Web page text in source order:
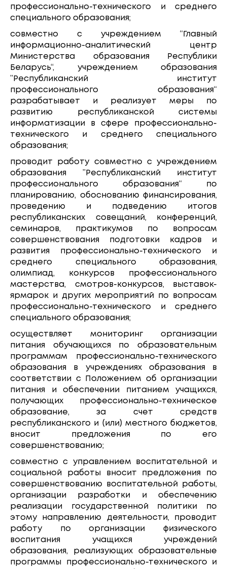
профессионально-технического и среднего
специального образования;
совместно с учреждением “Главный
информационно-аналитический центр
Министерства образования Республики
Беларусь“, учреждением образования
”Республиканский институт
профессионального образования“
разрабатывает и реализует меры по
развитию республиканской системы
информатизации в сфере профессионально-
технического и среднего специального
образования;
проводит работу совместно с учреждением
образования ”Республиканский институт
профессионального образования“ по
планированию, обоснованию финансирования,
проведению и подведению итогов
республиканских совещаний, конференций,
семинаров, практикумов по вопросам
совершенствования подготовки кадров и
развития профессионально-технического и
среднего специального образования,
олимпиад, конкурсов профессионального
мастерства, смотров-конкурсов, выставок-
ярмарок и других мероприятий по вопросам
профессионально-технического и среднего
специального образования;
осуществляет мониторинг организации
питания обучающихся по образовательным
программам профессионально-технического
образования в учреждениях образования в
соответствии с Положением об организации
питания и обеспечении питанием учащихся,
получающих профессионально-техническое
образование, за счет средств
республиканского и (или) местного бюджетов,
вносит предложения по его
совершенствованию;
совместно с управлением воспитательной и
социальной работы вносит предложения по
совершенствованию воспитательной работы,
организации разработки и обеспечению
реализации государственной политики по
этому направлению деятельности, проводит
работу по организации физического
воспитания учащихся учреждений
образования, реализующих образовательные
программы профессионально-технического и